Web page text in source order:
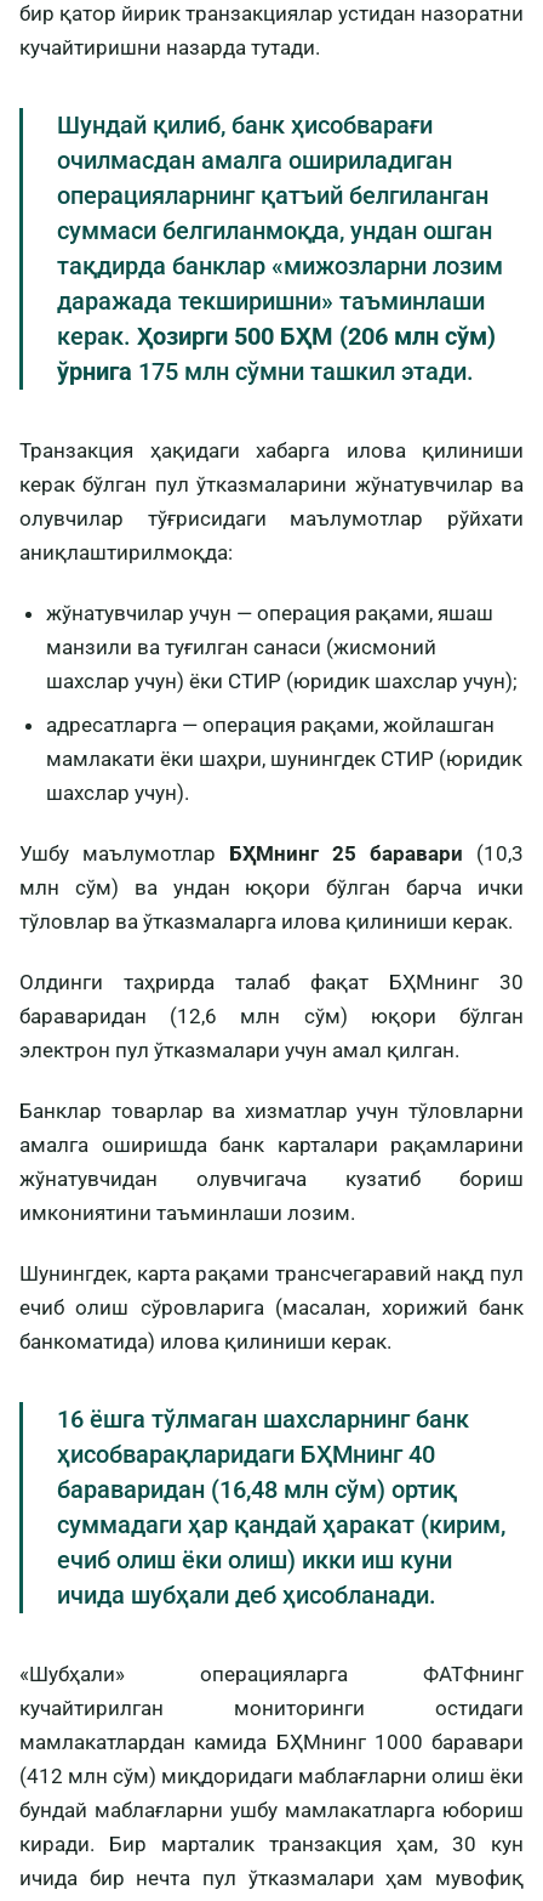
бир қатор йирик транзакциялар устидан назоратни
кучайтиришни назарда тутади.
Шундай қилиб, банк ҳисобварағи
очилмасдан амалга ошириладиган
операцияларнинг қатъий белгиланган
суммаси белгиланмоқда, ундан ошган
тақдирда банклар «мижозларни лозим
даражада текширишни» таъминлаши
керак. Ҳозирги 500 БҲМ (206 млн сўм)
ўрнига 175 млн сўмни ташкил этади.
Транзакция ҳақидаги хабарга илова қилиниши
керак бўлган пул ўтказмаларини жўнатувчилар ва
олувчилар тўғрисидаги маълумотлар рўйхати
аниқлаштирилмоқда:
жўнатувчилар учун — операция рақами, яшаш
манзили ва туғилган санаси (жисмоний
шахслар учун) ёки СТИР (юридик шахслар учун);
адресатларга — операция рақами, жойлашган
мамлакати ёки шаҳри, шунингдек СТИР (юридик
шахслар учун).
Ушбу маълумотлар БҲМнинг 25 баравари (10,3
млн сўм) ва ундан юқори бўлган барча ички
тўловлар ва ўтказмаларга илова қилиниши керак.
Олдинги таҳрирда талаб фақат БҲМнинг 30
бараваридан (12,6 млн сўм) юқори бўлган
электрон пул ўтказмалари учун амал қилган.
Банклар товарлар ва хизматлар учун тўловларни
амалга оширишда банк карталари рақамларини
жўнатувчидан олувчигача кузатиб бориш
имкониятини таъминлаши лозим.
Шунингдек, карта рақами трансчегаравий нақд пул
ечиб олиш сўровларига (масалан, хорижий банк
банкоматида) илова қилиниши керак.
16 ёшга тўлмаган шахсларнинг банк
ҳисобварақларидаги БҲМнинг 40
бараваридан (16,48 млн сўм) ортиқ
суммадаги ҳар қандай ҳаракат (кирим,
ечиб олиш ёки олиш) икки иш куни
ичида шубҳали деб ҳисобланади.
«Шубҳали» операцияларга ФАТФнинг
кучайтирилган мониторинги остидаги
мамлакатлардан камида БҲМнинг 1000 баравари
(412 млн сўм) миқдоридаги маблағларни олиш ёки
бундай маблағларни ушбу мамлакатларга юбориш
киради. Бир марталик транзакция ҳам, 30 кун
ичида бир нечта пул ўтказмалари ҳам мувофиқ